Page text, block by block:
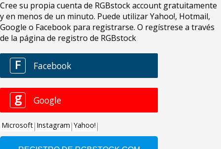
Cree su propia cuenta de RGBstock account gratuitamente
y en menos de un minuto. Puede utilizar Yahoo!, Hotmail,
Google o Facebook para registrarse. O regístrese a través
de la página de registro de RGBstock
F Facebook
g Google
Microsoft Instagram Yahoo!